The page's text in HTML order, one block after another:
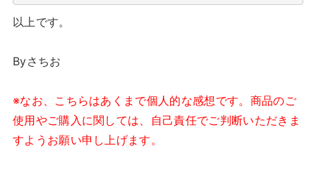
以上です。
Byさちお
※なお、こちらはあくまで個人的な感想です。商品のご
使用やご購入に関しては、自己責任でご判断いただきま
すようお願い申し上げます。